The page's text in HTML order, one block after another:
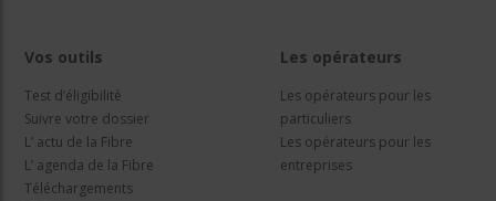
Vos outils
Test d’éligibilité
Suivre votre dossier
L’ actu de la Fibre
L’ agenda de la Fibre
Téléchargements
Les opérateurs
Les opérateurs pour les
particuliers
Les opérateurs pour les
entreprises